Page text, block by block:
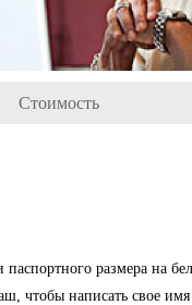
Стоимость
размера на
чтобы написать свое